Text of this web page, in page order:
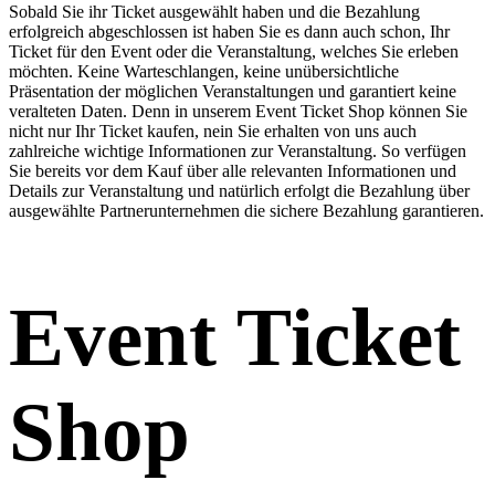
Sobald Sie ihr Ticket ausgewählt haben und die Bezahlung
erfolgreich abgeschlossen ist haben Sie es dann auch schon, Ihr
Ticket für den Event oder die Veranstaltung, welches Sie erleben
möchten. Keine Warteschlangen, keine unübersichtliche
Präsentation der möglichen Veranstaltungen und garantiert keine
veralteten Daten. Denn in unserem Event Ticket Shop können Sie
nicht nur Ihr Ticket kaufen, nein Sie erhalten von uns auch
zahlreiche wichtige Informationen zur Veranstaltung. So verfügen
Sie bereits vor dem Kauf über alle relevanten Informationen und
Details zur Veranstaltung und natürlich erfolgt die Bezahlung über
ausgewählte Partnerunternehmen die sichere Bezahlung garantieren.
Event Ticket
Shop